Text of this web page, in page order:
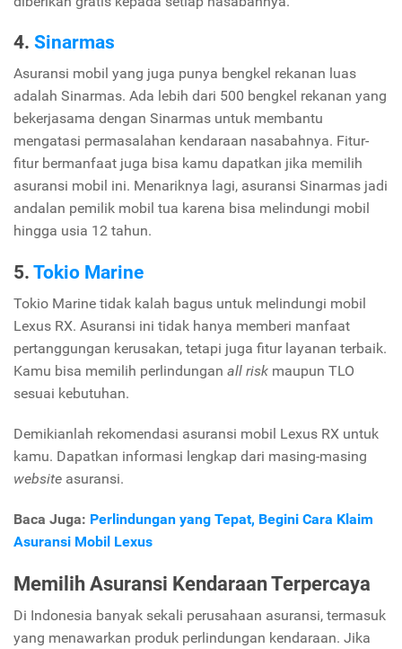
4. Sinarmas
Asuransi mobil yang juga punya bengkel rekanan luas
adalah Sinarmas. Ada lebih dari 500 bengkel rekanan yang
bekerjasama dengan Sinarmas untuk membantu
mengatasi permasalahan kendaraan nasabahnya. Fitur-
fitur bermanfaat juga bisa kamu dapatkan jika memilih
asuransi mobil ini. Menariknya lagi, asuransi Sinarmas jadi
andalan pemilik mobil tua karena bisa melindungi mobil
hingga usia 12 tahun.
5. Tokio Marine
Tokio Marine tidak kalah bagus untuk melindungi mobil
Lexus RX. Asuransi ini tidak hanya memberi manfaat
pertanggungan kerusakan, tetapi juga fitur layanan terbaik.
Kamu bisa memilih perlindungan all risk maupun TLO
sesuai kebutuhan.
Demikianlah rekomendasi asuransi mobil Lexus RX untuk
kamu. Dapatkan informasi lengkap dari masing-masing
website asuransi.
Baca Juga: Perlindungan yang Tepat, Begini Cara Klaim
Asuransi Mobil Lexus
Memilih Asuransi Kendaraan Terpercaya
Di Indonesia banyak sekali perusahaan asuransi, termasuk
yang menawarkan produk perlindungan kendaraan. Jika